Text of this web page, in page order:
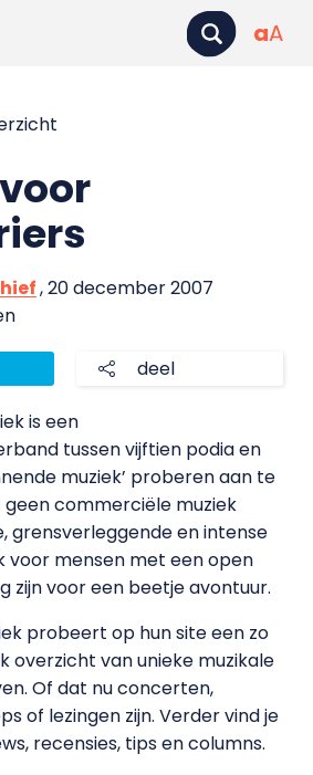
aA
, 20 december 2007
deel
is een
tussen vijftien podia en
muziek’ proberen aan te
commerciële muziek
grensverleggende en intense
voor mensen met een open
zijn voor een beetje avontuur.
probeert op hun site een zo
overzicht van unieke muzikale
Of dat nu concerten,
of lezingen zijn. Verder vind je
recensies, tips en columns.